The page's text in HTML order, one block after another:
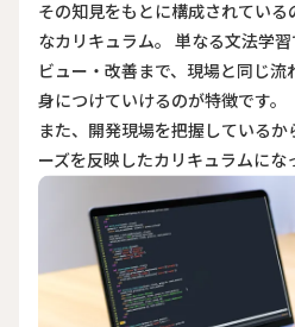
その知見をもとに構成されてい
なカリキュラム。 単なる文法学
ビュー・改善まで、現場と同じ
身につけていけるのが特徴です。
また、開発現場を把握している
ーズを反映したカリキュラムにな